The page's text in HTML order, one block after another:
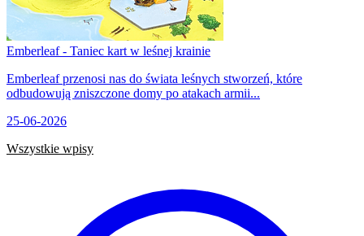
Emberleaf - Taniec kart w leśnej krainie
Emberleaf przenosi nas do świata leśnych stworzeń, które
odbudowują zniszczone domy po atakach armii...
25-06-2026
Wszystkie wpisy